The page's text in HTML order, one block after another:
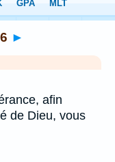
►
afin
de Dieu, vous